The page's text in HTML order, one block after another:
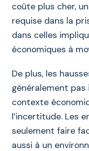
coûte plus cher,
requise dans la
dans celles
économiques à
De plus, les
généralement pas
contexte
l’incertitude. Les
seulement faire
aussi à un